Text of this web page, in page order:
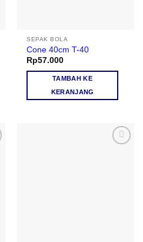
SEPAK BOLA
Cone 40cm T-40
Rp57.000
TAMBAH KE
KERANJANG